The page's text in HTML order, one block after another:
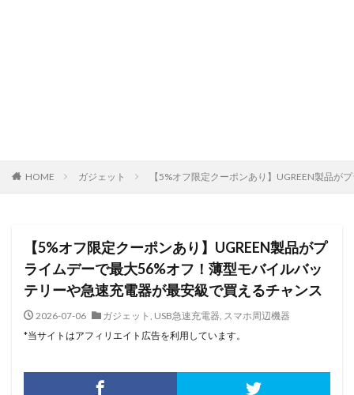
HOME ガジェット 【5%オフ限定クーポンあり】UGREEN製品
【5%オフ限定クーポンあり】UGREEN製品がプ
ライムデーで最大56%オフ！薄型モバイルバッ
テリーや急速充電器が最安級で買えるチャンス
2026-07-06 ガジェット , USB急速充電器, スマホ周辺機器
*当サイトはアフィリエイト広告を利用しています。